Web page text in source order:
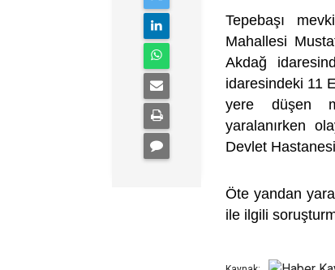
Tepebaşı
Mahallesi
Akdağ
idaresindeki 11
yere düşen
yaralanırken
Devlet
Öte yandan
ile ilgili